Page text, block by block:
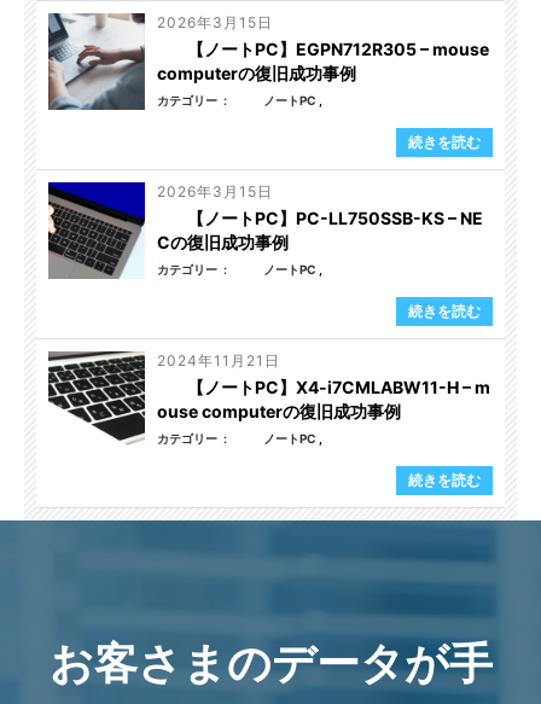
2026年3月15日
【ノートPC】EGPN712R305 – mouse
computerの復旧成功事例
カテゴリー ノートPC
続きを読む
2026年3月15日
【ノートPC】PC-LL750SSB-KS – NE
Cの復旧成功事例
カテゴリー ノートPC
続きを読む
2024年11月21日
【ノートPC】X4-i7CMLABW11-H – m
ouse computerの復旧成功事例
カテゴリー ノートPC
続きを読む
お客さまのデータが手